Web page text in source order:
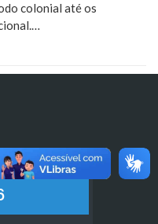
colonial até os